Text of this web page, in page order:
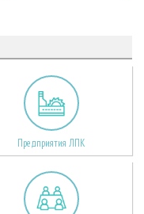
Предприятия ЛПК